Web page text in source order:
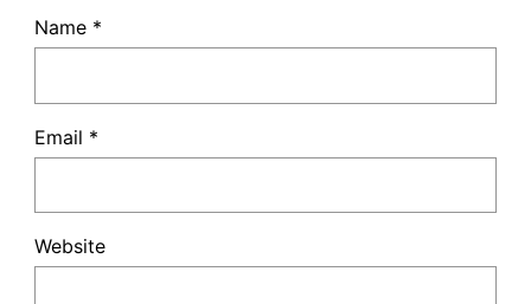
Name *
Email *
Website